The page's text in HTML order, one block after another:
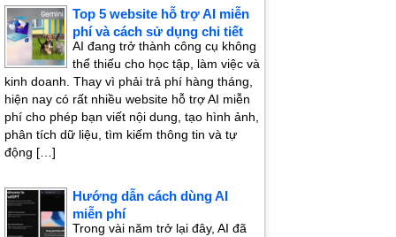
Top 5 website hỗ trợ AI miễn
phí và cách sử dụng chi tiết
AI đang trở thành công cụ không
thể thiếu cho học tập, làm việc và
kinh doanh. Thay vì phải trả phí hàng tháng,
hiện nay có rất nhiều website hỗ trợ AI miễn
phí cho phép bạn viết nội dung, tạo hình ảnh,
phân tích dữ liệu, tìm kiếm thông tin và tự
động […]
Hướng dẫn cách dùng AI
miễn phí
Trong vài năm trở lại đây, AI đã